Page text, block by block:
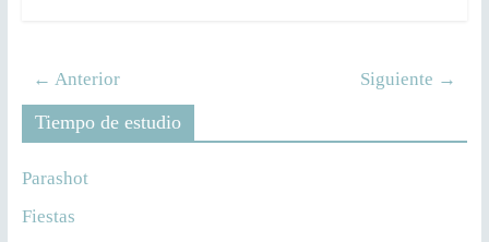
← Anterior Siguiente →
Tiempo de estudio
Parashot
Fiestas